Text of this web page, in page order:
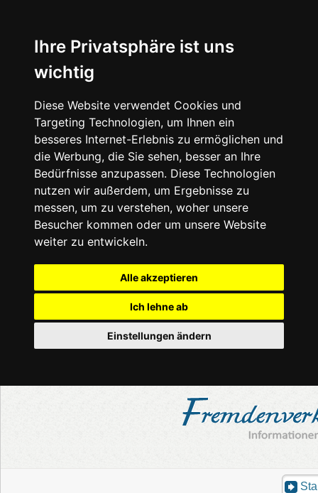
Ihre Privatsphäre ist uns
wichtig
Diese Website verwendet Cookies und
Targeting Technologien, um Ihnen ein
besseres Internet-Erlebnis zu ermöglichen und
die Werbung, die Sie sehen, besser an Ihre
Bedürfnisse anzupassen. Diese Technologien
nutzen wir außerdem, um Ergebnisse zu
messen, um zu verstehen, woher unsere
Besucher kommen oder um unsere Website
weiter zu entwickeln.
Alle akzeptieren
Ich lehne ab
Einstellungen ändern